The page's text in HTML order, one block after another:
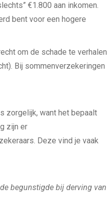
€1.800 aan inkomen.
bent voor een hogere
om de schade te verhalen
Bij sommenverzekeringen
zorgelijk, want het bepaalt
zijn er
Deze vind je vaak
begunstigde bij derving van